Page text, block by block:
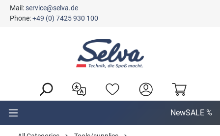
content
Mail:service@selva.de
Phone:+49 (0) 7425 930 100
NewSALE %